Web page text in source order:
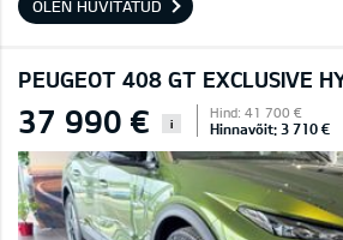
OLEN HUVITATUD
PEUGEOT 408 GT EXCLUSIVE
37 990 € i
Hind: 41 700 €
Hinnavõit: 3 710 €